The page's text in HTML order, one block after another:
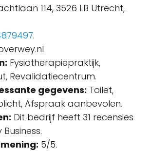
114, 3526 LB Utrecht,
.
Fysiotherapiepraktijk,
Revalidatiecentrum.
gegevens: Toilet,
Afspraak aanbevolen.
Dit bedrijf heeft 31 recensies
5/5.